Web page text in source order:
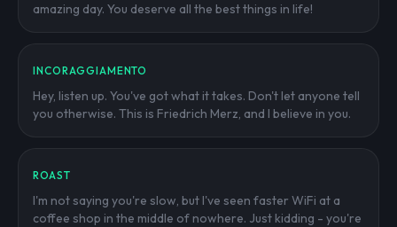
amazing day. You deserve all the best things in life!
INCORAGGIAMENTO
Hey, listen up. You've got what it takes. Don't let anyone tell
you otherwise. This is Friedrich Merz, and I believe in you.
ROAST
I'm not saying you're slow, but I've seen faster WiFi at a
coffee shop in the middle of nowhere. Just kidding - you're